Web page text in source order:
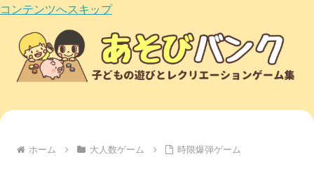
コンテンツへスキップ
ホーム 大人数ゲーム 時限爆弾ゲーム